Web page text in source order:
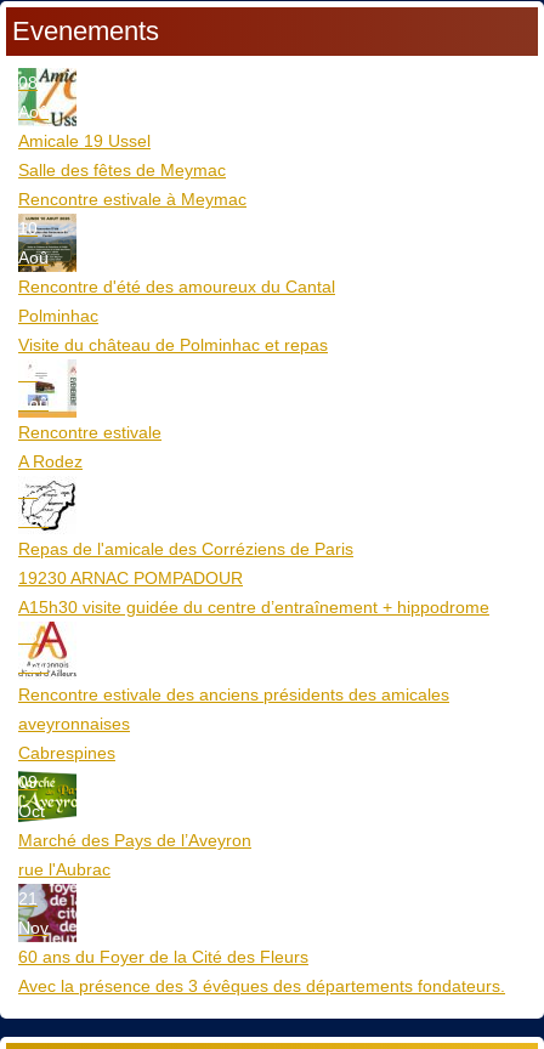
Evenements
08
Aoû
Amicale 19 Ussel
Salle des fêtes de Meymac
Rencontre estivale à Meymac
10
Aoû
Rencontre d'été des amoureux du Cantal
Polminhac
Visite du château de Polminhac et repas
12
Aoû
Rencontre estivale
A Rodez
23
Aoû
Repas de l'amicale des Corréziens de Paris
19230 ARNAC POMPADOUR
A15h30 visite guidée du centre d’entraînement + hippodrome
25
Aoû
Rencontre estivale des anciens présidents des amicales
aveyronnaises
Cabrespines
09
Oct
Marché des Pays de l’Aveyron
rue l'Aubrac
21
Nov
60 ans du Foyer de la Cité des Fleurs
Avec la présence des 3 évêques des départements fondateurs.